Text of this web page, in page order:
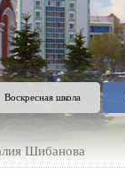
Воскресная школа
Шибанова